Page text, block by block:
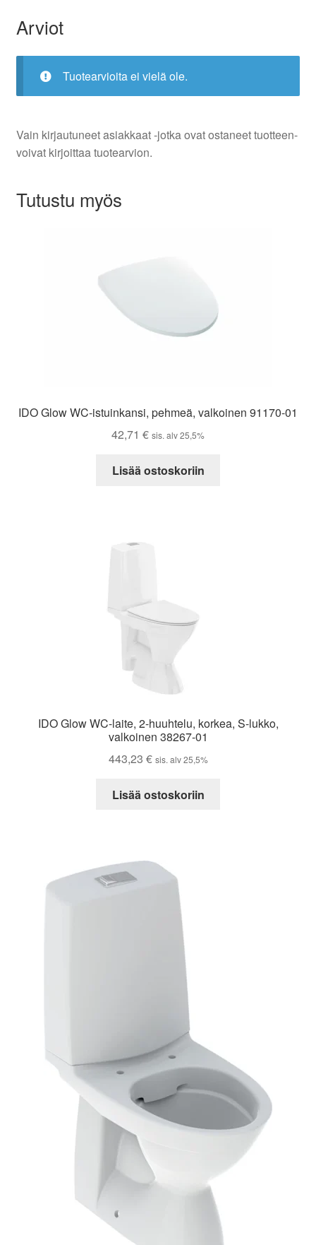
Arviot
Tuotearvioita ei vielä ole.
Vain kirjautuneet asiakkaat -jotka ovat ostaneet tuotteen-
voivat kirjoittaa tuotearvion.
Tutustu myös
IDO Glow WC-istuinkansi, pehmeä, valkoinen 91170-01
42,71 € sis. alv 25,5%
Lisää ostoskoriin
IDO Glow WC-laite, 2-huuhtelu, korkea, S-lukko,
valkoinen 38267-01
443,23 € sis. alv 25,5%
Lisää ostoskoriin